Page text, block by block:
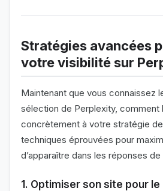
Stratégies avancées
votre visibilité sur
Maintenant que vous connaissez
sélection de Perplexity, comment
concrètement à votre stratégie
techniques éprouvées pour
d’apparaître dans les réponses de
1. Optimiser son site pour le